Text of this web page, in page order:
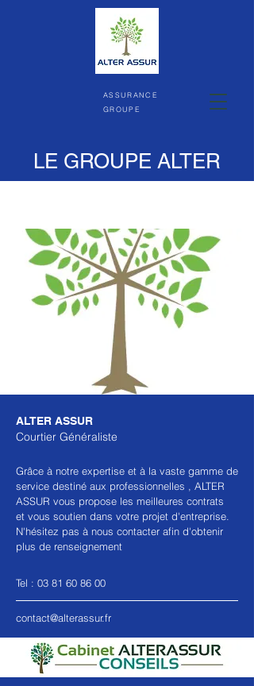
ASSURANCE
GROUPE
LE GROUPE ALTER
ALTER ASSUR
Courtier Généraliste
Grâce à notre expertise et à la vaste gamme de
service destiné aux professionnelles , ALTER
ASSUR vous propose les meilleures contrats
et vous soutien dans votre projet d'entreprise.
N'hésitez pas à nous contacter afin d'obtenir
plus de renseignement
Tel : 03 81 60 86 00
contact@alterassur.fr